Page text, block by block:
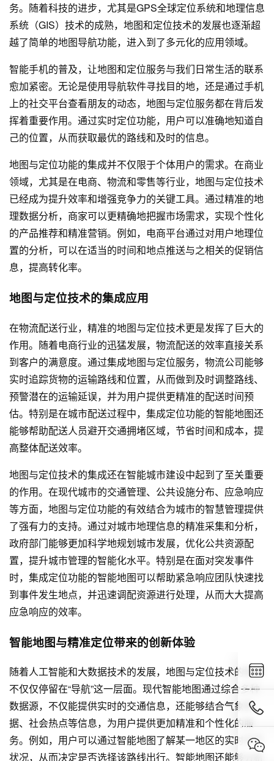
务。随着科技的进步，尤其是GPS全球定位系统和地理信息
系统（GIS）技术的成熟，地图和定位技术的发展也逐渐超
越了简单的地图导航功能，进入到了多元化的应用领域。
智能手机的普及，让地图和定位服务与我们日常生活的联系
愈加紧密。无论是使用导航软件寻找目的地，还是通过手机
上的社交平台查看朋友的动态，地图与定位服务都在背后发
挥着重要作用。通过实时定位功能，用户可以准确地知道自
己的位置，从而获取最优的路线和及时的信息。
地图与定位功能的集成并不仅限于个体用户的需求。在商业
领域，尤其是在电商、物流和零售等行业，地图与定位技术
已经成为提升效率和增强竞争力的关键工具。通过精准的地
理数据分析，商家可以更精确地把握市场需求，实现个性化
的产品推荐和精准营销。例如，电商平台通过对用户地理位
置的分析，可以在适当的时间和地点推送与之相关的促销信
息，提高转化率。
地图与定位技术的集成应用
在物流配送行业，精准的地图与定位技术更是发挥了巨大的
作用。随着电商行业的迅猛发展，物流配送的效率直接关系
到客户的满意度。通过集成地图与定位服务，物流公司能够
实时追踪货物的运输路线和位置，从而做到及时调整路线、
预警潜在的运输延误，并为用户提供更精准的配送时间预
估。特别是在城市配送过程中，集成定位功能的智能地图还
能够帮助配送人员避开交通拥堵区域，节省时间和成本，提
高整体配送效率。
地图与定位技术的集成还在智能城市建设中起到了至关重要
的作用。在现代城市的交通管理、公共设施分布、应急响应
等方面，地图与定位功能的有效结合为城市的智慧管理提供
了强有力的支持。通过对城市地理信息的精准采集和分析，
政府部门能够更加科学地规划城市发展，优化公共资源配
置，提升城市管理的智能化水平。特别是在面对突发事件
时，集成定位功能的智能地图可以帮助紧急响应团队快速找
到事件发生地点，并迅速调配资源进行处理，从而大大提高
应急响应的效率。
智能地图与精准定位带来的创新体验
随着人工智能和大数据技术的发展，地图与定位技术的集成
不仅仅停留在“导航”这一层面。现代智能地图通过综合多种
数据源，不仅能提供实时的交通信息，还能够结合气象数
据、社会热点等信息，为用户提供更加精准和个性化的服
务。例如，用户可以通过智能地图了解某一地区的实时天气
状况，从而决定是否选择该路线出行。智能地图还能够分析